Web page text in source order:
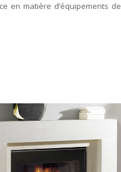
en matière d’équipements de